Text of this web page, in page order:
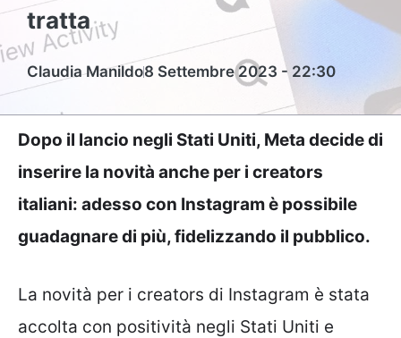
tratta
Claudia Manildo8 Settembre 2023 - 22:30
Dopo il lancio negli Stati Uniti, Meta decide di
inserire la novità anche per i creators
italiani: adesso con Instagram è possibile
guadagnare di più, fidelizzando il pubblico.
La novità per i creators di Instagram è stata
accolta con positività negli Stati Uniti e